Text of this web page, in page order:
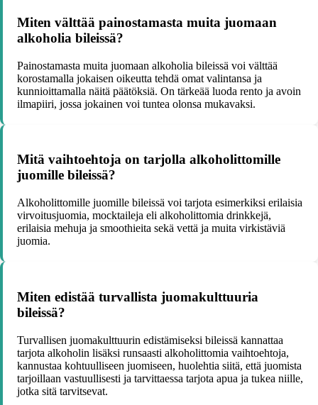
Miten välttää painostamasta muita juomaan
alkoholia bileissä?
Painostamasta muita juomaan alkoholia bileissä voi välttää
korostamalla jokaisen oikeutta tehdä omat valintansa ja
kunnioittamalla näitä päätöksiä. On tärkeää luoda rento ja avoin
ilmapiiri, jossa jokainen voi tuntea olonsa mukavaksi.
Mitä vaihtoehtoja on tarjolla alkoholittomille
juomille bileissä?
Alkoholittomille juomille bileissä voi tarjota esimerkiksi erilaisia
virvoitusjuomia, mocktaileja eli alkoholittomia drinkkejä,
erilaisia mehuja ja smoothieita sekä vettä ja muita virkistäviä
juomia.
Miten edistää turvallista juomakulttuuria
bileissä?
Turvallisen juomakulttuurin edistämiseksi bileissä kannattaa
tarjota alkoholin lisäksi runsaasti alkoholittomia vaihtoehtoja,
kannustaa kohtuulliseen juomiseen, huolehtia siitä, että juomista
tarjoillaan vastuullisesti ja tarvittaessa tarjota apua ja tukea niille,
jotka sitä tarvitsevat.